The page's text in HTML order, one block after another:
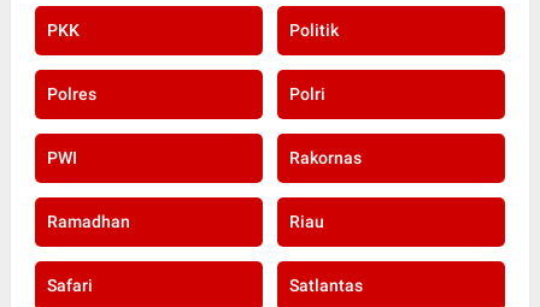
PKK Politik
Polres Polri
PWI Rakornas
Ramadhan Riau
Safari Satlantas